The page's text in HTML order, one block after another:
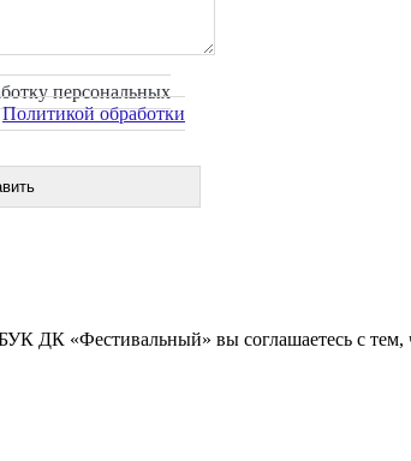
персональных
Политикой обработки
ДК «Фестивальный» вы соглашаетесь с